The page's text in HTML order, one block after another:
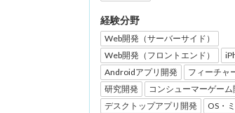
経験分野
Web開発（サーバーサイド）
Web開発（フロントエンド）
Androidアプリ開発
フィーチャ
研究開発
コンシューマーゲーム
デスクトップアプリ開発
OS・